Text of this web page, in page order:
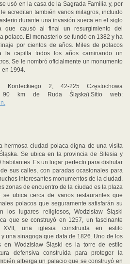
usó en la casa de la Sagrada Familia y, por
acreditan también varios milagros, incluido
durante una invasión sueca en el siglo
que causó al final un resurgimiento del
polaco. El monasterio se fundó en 1382 y ha
por cientos de años. Miles de polacos
la capilla todos los años caminando un
Se le nombró oficialmente un monumento
en 1994.
2, 42-225 Częstochowa
90 km de Ruda Śląska).Sitio web:
hermosa ciudad polaca digna de una visita
Se ubica en la provincia de Silesia y
Es un lugar perfecto para disfrutar
sus calles, con paradas ocasionales para
interesantes monumentos de la ciudad.
zonas de encuentro de la ciudad es la plaza
ubica cerca de varios restaurantes que
polacos que seguramente satisfarán su
los lugares religiosos, Wodzisław Śląski
que se construyó en 1257, un fascinante
XVII, una iglesia construida en estilo
una sinagoga que data de 1826. Uno de los
en Wodzisław Śląski es la torre de estilo
defensiva construida para proteger la
alberga un palacio que se construyó en